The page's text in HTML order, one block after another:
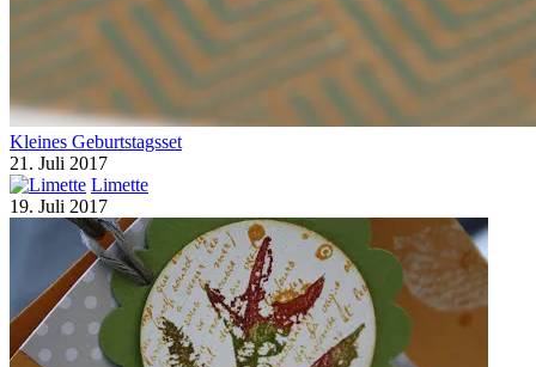
Kleines Geburtstagsset
21. Juli 2017
Limette
19. Juli 2017